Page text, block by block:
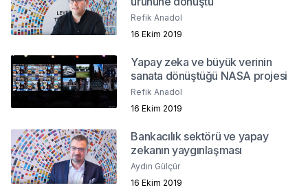
Refik Anadol
16 Ekim 2019
Yapay zeka ve büyük verinin
sanata dönüştüğü NASA projesi
Refik Anadol
16 Ekim 2019
Bankacılık sektörü ve yapay
zekanın yaygınlaşması
Aydın Gülçür
16 Ekim 2019